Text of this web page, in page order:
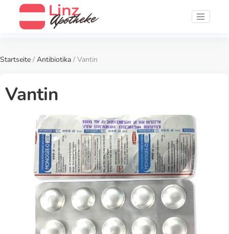
Startseite / Antibiotika / Vantin
Vantin